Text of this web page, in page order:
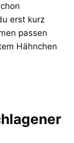
erst kurz
passen
Hähnchen